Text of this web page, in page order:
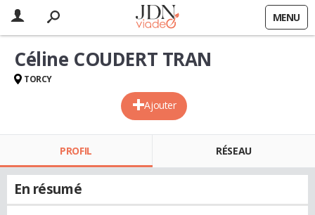
MENU
Ajouter
Céline COUDERT TRAN
TORCY
PROFIL RÉSEAU
En résumé